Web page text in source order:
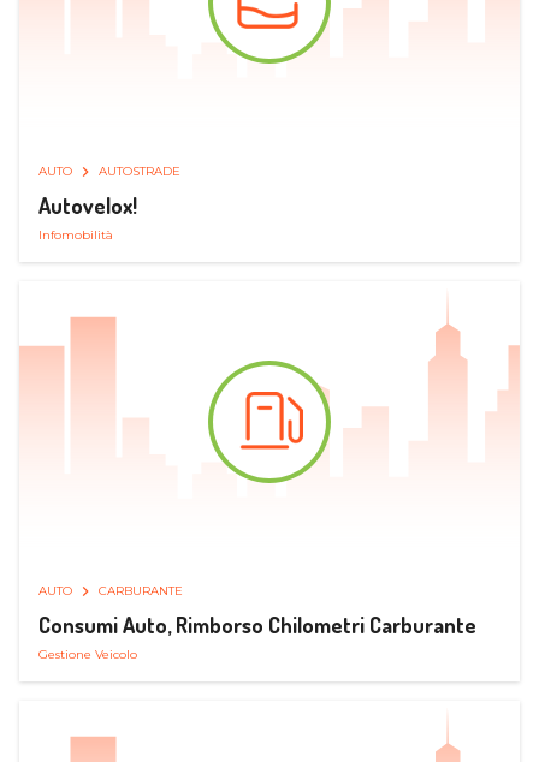
AUTO AUTOSTRADE
Autovelox!
Infomobilità
AUTO CARBURANTE
Consumi Auto, Rimborso Chilometri Carburante
Gestione Veicolo